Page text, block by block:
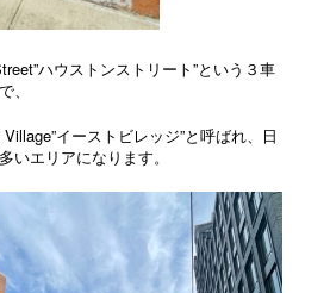
ハウストンストリート”という３車
、
イーストビレッジ”と呼ばれ、日
いエリアになります。